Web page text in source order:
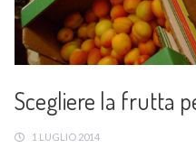
Scegliere la frutta
1 LUGLIO 2014